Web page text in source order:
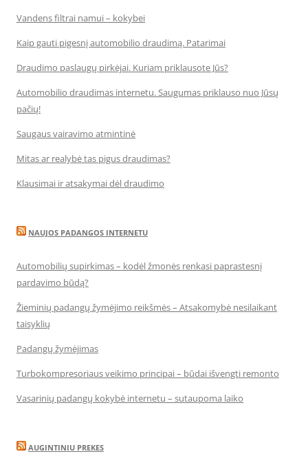
Vandens filtrai namui – kokybei
Kaip gauti pigesnį automobilio draudimą. Patarimai
Draudimo paslaugų pirkėjai. Kuriam priklausote Jūs?
Automobilio draudimas internetu. Saugumas priklauso nuo Jūsų
pačių!
Saugaus vairavimo atmintinė
Mitas ar realybė tas pigus draudimas?
Klausimai ir atsakymai dėl draudimo
NAUJOS PADANGOS INTERNETU
Automobilių supirkimas – kodėl žmonės renkasi paprastesnį
pardavimo būdą?
Žieminių padangų žymėjimo reikšmės – Atsakomybė nesilaikant
taisyklių
Padangų žymėjimas
Turbokompresoriaus veikimo principai – būdai išvengti remonto
Vasarinių padangų kokybė internetu – sutaupoma laiko
AUGINTINIU PREKES